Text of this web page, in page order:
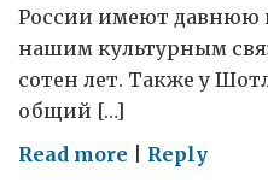
России имеют давнюю
нашим культурным
сотен лет. Также у
общий […]
Read more onReply